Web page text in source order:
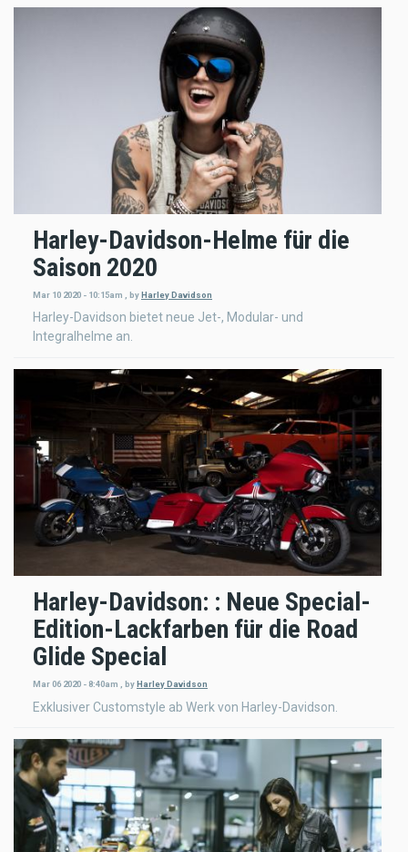
Harley-Davidson-Helme für die
Saison 2020
Mar 10 2020 - 10:15am byHarley Davidson
Harley-Davidson bietet neue Jet-, Modular- und
Integralhelme an.
Harley-Davidson: : Neue Special-
Edition-Lackfarben für die Road
Glide Special
Mar 06 2020 - 8:40am byHarley Davidson
Exklusiver Customstyle ab Werk von Harley-Davidson.